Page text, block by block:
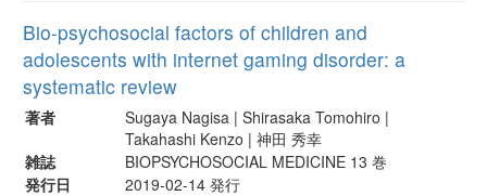
Bio-psychosocial factors of children and
adolescents with internet gaming disorder: a
systematic review
著者
Sugaya Nagisa | Shirasaka Tomohiro |
Takahashi Kenzo | 神田 秀幸
雑誌
BIOPSYCHOSOCIAL MEDICINE 13 巻
発行日
2019-02-14 発行